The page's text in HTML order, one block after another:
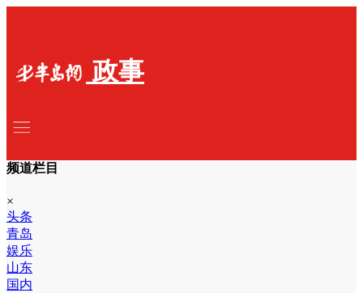
政事
频道栏目
×
头条
青岛
娱乐
山东
国内